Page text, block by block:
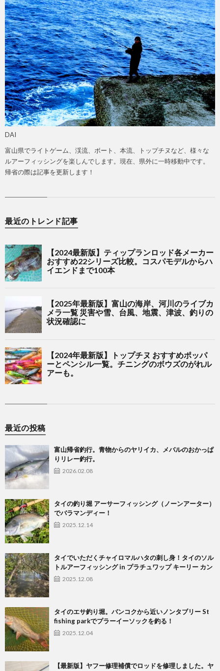
DAI
富山県でライトゲーム、渓流、ボート、本流、トップチヌなど、様々な
ルアーフィッシングを楽しんでします。現在、県外に一時移動中です。
帰省の際は記事を更新します！
最近のトレンド記事
最近の投稿
富山帰省釣行。青物からのヤリイカ、メバルのおかっぱ
りリレー釣行。
2026.02.08
タイの釣り堀 アーサーフィッシング（ノーンアーター）
でバラマンディー！
2025.12.14
タイでいただくチャイロマルハタの刺し身！タイのソル
トルアーフィッシング in プラチュワップ キーリー カン
2025.12.08
タイのエサ釣り堀。バンコクから近いノンタブリー St
fishing parkでプラーイーソックを釣る！
2025.12.04
【最新版】ヤフー修理補償でロッドを修理しました。ヤ